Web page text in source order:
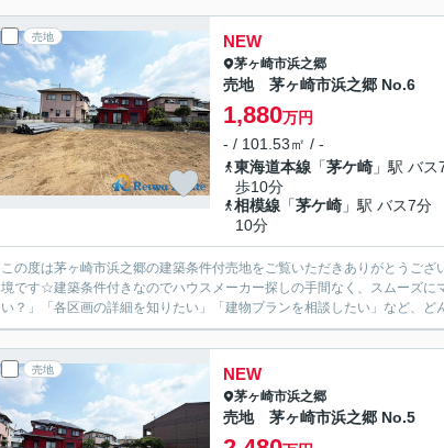
売地 NEW
茅ヶ崎市浜之郷
売地 茅ヶ崎市浜之郷 No.6
1,880万円
- / 101.53㎡ / -
東海道本線 「茅ケ崎 」駅 バ
歩10分
相模線 「茅ケ崎 」駅 バス7分
10分
この度は茅ヶ崎市浜之郷の建築条件付売地をご覧いただきありがとうご
境です☆建築条件付きなのでハウスメーカー探しの手間なく、スムーズ
い？」「各区画の詳細を知りたい」「建物プランを相談したい」など、
売地 NEW
茅ヶ崎市浜之郷
売地 茅ヶ崎市浜之郷 No.5